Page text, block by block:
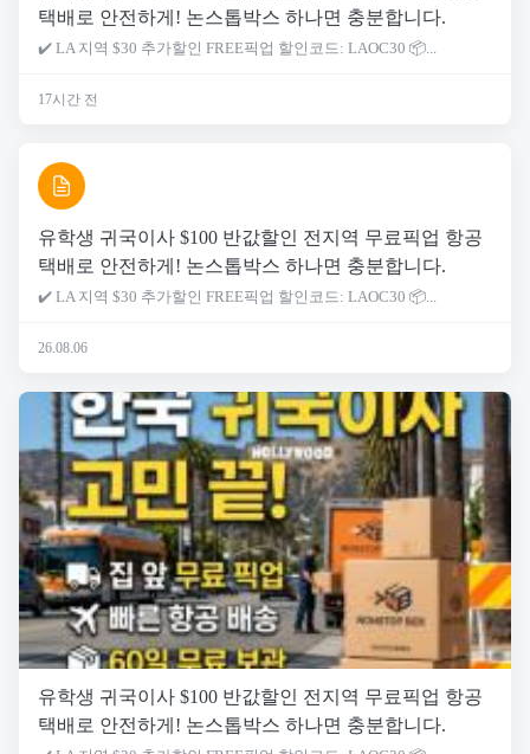
택배로 안전하게! 논스톱박스 하나면 충분합니다.
✔️ LA 지역 $30 추가할인 FREE픽업 할인코드: LAOC30 📦...
17시간 전
유학생 귀국이사 $100 반값할인 전지역 무료픽업 항공
택배로 안전하게! 논스톱박스 하나면 충분합니다.
✔️ LA 지역 $30 추가할인 FREE픽업 할인코드: LAOC30 📦...
26.08.06
유학생 귀국이사 $100 반값할인 전지역 무료픽업 항공
택배로 안전하게! 논스톱박스 하나면 충분합니다.